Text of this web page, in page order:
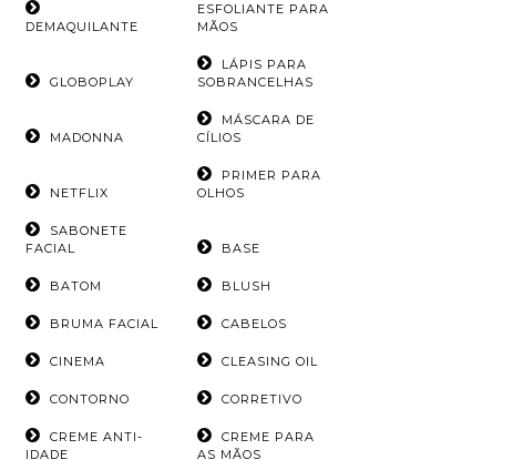
DEMAQUILANTE
ESFOLIANTE PARA
MÃOS
GLOBOPLAY
LÁPIS PARA
SOBRANCELHAS
MADONNA
MÁSCARA DE
CÍLIOS
NETFLIX
PRIMER PARA
OLHOS
SABONETE
FACIAL
BASE
BATOM BLUSH
BRUMA FACIAL CABELOS
CINEMA CLEASING OIL
CONTORNO CORRETIVO
CREME ANTI-
IDADE
CREME PARA
AS MÃOS